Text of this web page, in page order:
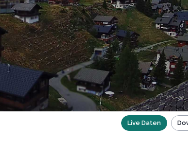
Live Daten